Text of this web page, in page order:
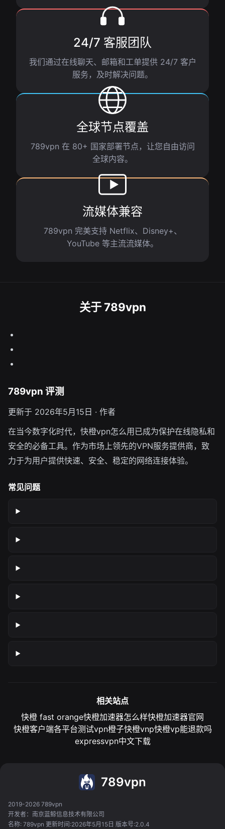
24/7 客服团队
我们通过在线聊天、邮箱和工单提供 24/7 客户
服务，及时解决问题。
全球节点覆盖
789vpn 在 80+ 国家部署节点，让您自由访问
全球内容。
流媒体兼容
789vpn 完美支持 Netflix、Disney+、
YouTube 等主流流媒体。
关于 789vpn
789vpn 评测
更新于 2026年5月15日 · 作者
在当今数字化时代，快橙vpn怎么用已成为保护在线隐私和
安全的必备工具。作为市场上领先的VPN服务提供商，致
力于为用户提供快速、安全、稳定的网络连接体验。
常见问题
相关站点
快橙 fast orange快橙加速器怎么样快橙加速器官网
快橙客户端各平台测试vpn橙子快橙vnp快橙vp能退款吗
expressvpn中文下载
789vpn
2019-2026 789vpn
开发者：南京蓝鲸信息技术有限公司
名称: 789vpn 更新时间:2026年5月15日 版本号:2.0.4